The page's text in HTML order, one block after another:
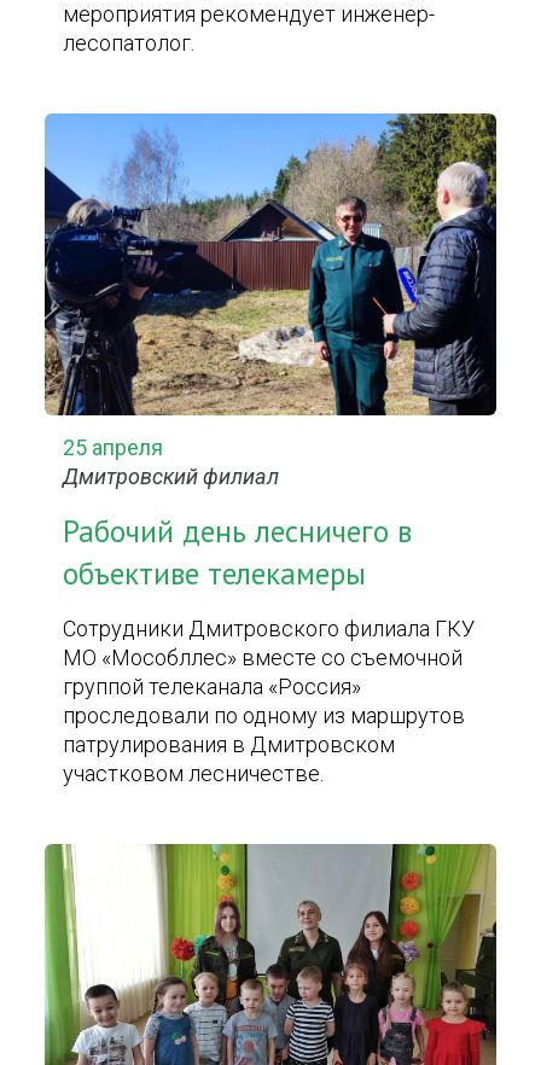
мероприятия рекомендует инженер-
лесопатолог.
25 апреля
Дмитровский филиал
Рабочий день лесничего в
объективе телекамеры
Сотрудники Дмитровского филиала ГКУ
МО «Мособллес» вместе со съемочной
группой телеканала «Россия»
проследовали по одному из маршрутов
патрулирования в Дмитровском
участковом лесничестве.